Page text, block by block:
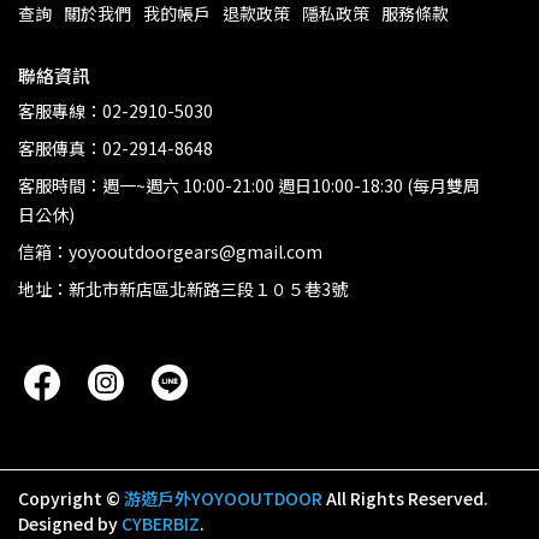
查詢 關於我們 我的帳戶 退款政策 隱私政策 服務條款
聯絡資訊
客服專線：02-2910-5030
客服傳真：02-2914-8648
客服時間：週一~週六 10:00-21:00 週日10:00-18:30 (每月雙周
日公休)
信箱：yoyooutdoorgears@gmail.com
地址：新北市新店區北新路三段１０５巷3號
Copyright © 游遊戶外YOYOOUTDOORAll Rights Reserved.
Designed by CYBERBIZ.